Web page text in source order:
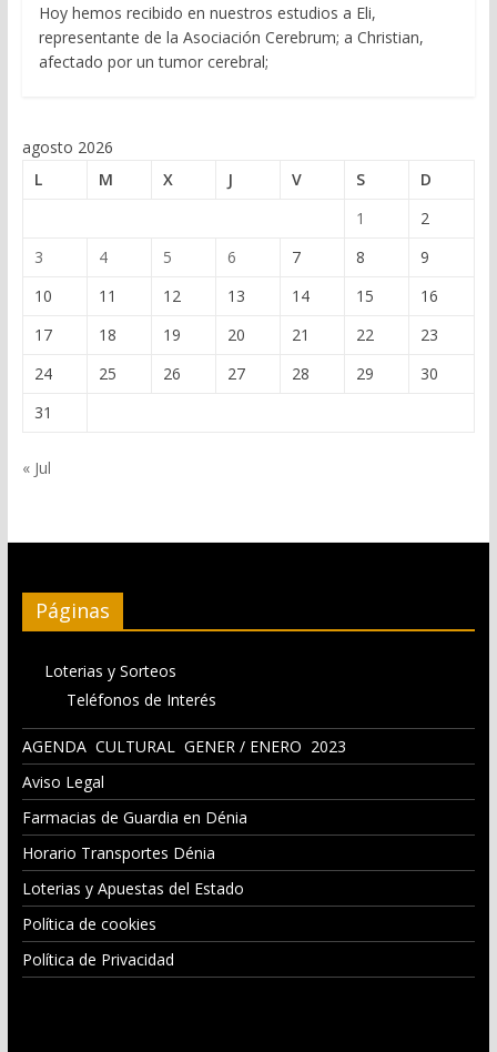
Hoy hemos recibido en nuestros estudios a Eli,
representante de la Asociación Cerebrum; a Christian,
afectado por un tumor cerebral;
agosto 2026
L
M X J V S
D
1
2
3
4 5 6 7 8
9
10
11 12 13 14 15
16
17
18 19 20 21 22
23
24
25 26 27 28 29
30
31
« Jul
Páginas
Loterias y Sorteos
Teléfonos de Interés
AGENDA CULTURAL GENER / ENERO 2023
Aviso Legal
Farmacias de Guardia en Dénia
Horario Transportes Dénia
Loterias y Apuestas del Estado
Política de cookies
Política de Privacidad